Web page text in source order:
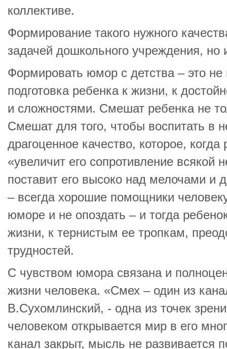
коллективе.
Формирование такого нужного
задачей дошкольного учреждения, но
Формировать юмор с детства – это не
подготовка ребенка к жизни, к
и сложностями. Смешат ребенка не
Смешат для того, чтобы воспитать в
драгоценное качество, которое, когда
«увеличит его сопротивление всякой
поставит его высоко над мелочами и
– всегда хорошие помощники
юморе и не опоздать – и тогда
жизни, к тернистым ее тропкам,
трудностей.
С чувством юмора связана и
жизни человека. «Смех – один из
В.Сухомлинский, - одна из точек
человеком открывается мир в его
канал закрыт, мысль не развивается